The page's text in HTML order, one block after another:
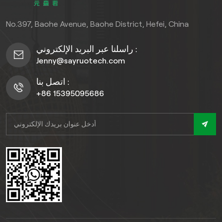
WPC الفاخر للحصول على
المألوف.)، تم تصميم هذا السياج
ذو الشرائح المشتركة لتحمل
توفير خصوصية ممتازة
بتصميمه ذي الشرائح.
No.397, Baohe Avenue, Baohe District, Hefei, China
راسلنا عبر البريد الإلكتروني :
Jenny@sayruotech.com
اتصل بنا :
+86 15395095686